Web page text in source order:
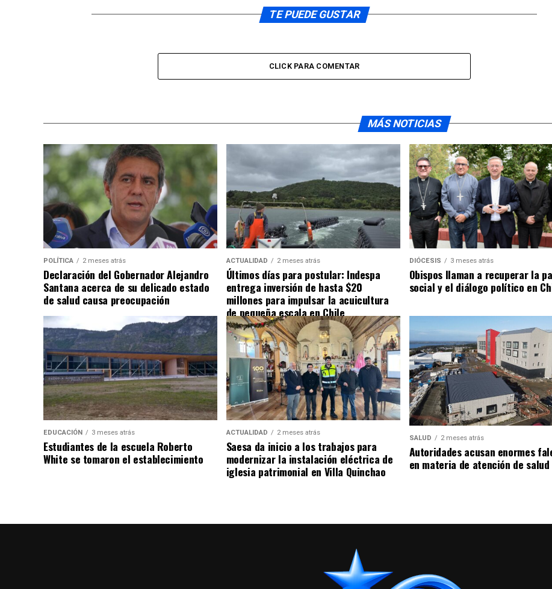
TE PUEDE GUSTAR
CLICK PARA COMENTAR
MÁS NOTICIAS
POLÍTICA 2 meses atrás
Declaración del Gobernador Alejandro
Santana acerca de su delicado estado
de salud causa preocupación
ACTUALIDAD 2 meses atrás
Últimos días para postular: Indespa
entrega inversión de hasta $20
millones para impulsar la acuicultura
de pequeña escala en Chile
DIÓCESIS 3 meses atrás
Obispos llaman a recuperar la
social y el diálogo político en
EDUCACIÓN 3 meses atrás
Estudiantes de la escuela Roberto
White se tomaron el establecimiento
ACTUALIDAD 2 meses atrás
Saesa da inicio a los trabajos para
modernizar la instalación eléctrica de
iglesia patrimonial en Villa Quinchao
SALUD 2 meses atrás
Autoridades acusan enormes
en materia de atención de salud